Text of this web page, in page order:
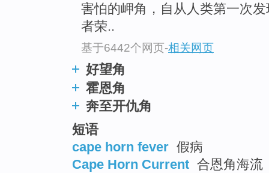
害怕的岬角，自从人类第一次
者荣..
基于6442个网页-相关网页
好望角
霍恩角
奔至开仇角
短语
cape horn fever 假病
Cape Horn Current 合恩角海流